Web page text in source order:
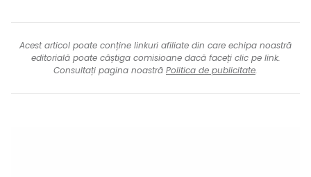
Acest articol poate conține linkuri afiliate din care echipa noastră
editorială poate câștiga comisioane dacă faceți clic pe link.
Consultați pagina noastră Politica de publicitate.